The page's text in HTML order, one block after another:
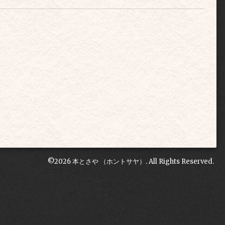
©2026本とさや （ホントサヤ） . All Rights Reserved.